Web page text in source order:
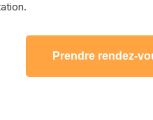
Prendre rendez-